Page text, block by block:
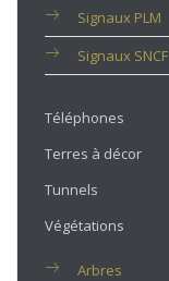
Signaux PLM
Signaux SNCF
Téléphones
Terres à décor
Tunnels
Végétations
Arbres